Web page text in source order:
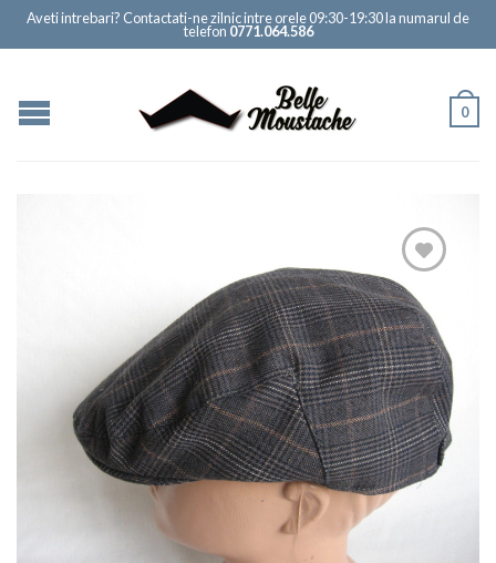
Aveti intrebari? Contactati-ne zilnic intre orele 09:30-19:30 la numarul de
telefon 0771.064.586
0